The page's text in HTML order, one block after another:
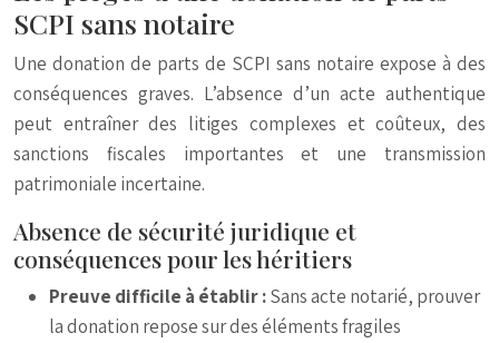
SCPI sans notaire
Une donation de parts de SCPI sans notaire expose à des
conséquences graves. L’absence d’un acte authentique
peut entraîner des litiges complexes et coûteux, des
sanctions fiscales importantes et une transmission
patrimoniale incertaine.
Absence de sécurité juridique et
conséquences pour les héritiers
Preuve difficile à établir :Sans acte notarié, prouver
la donation repose sur des éléments fragiles